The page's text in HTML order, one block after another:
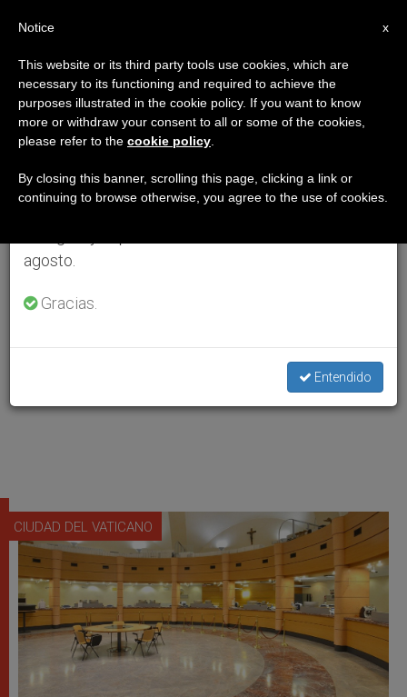
CIUDAD DEL VATICANO
×
Aviso importante
Del 27 de julio al 7 de agosto haremos la pausa
anual, aprovechando que en el periodo de verano
se generan menos informaciones y también el
agosto.
Gracias.
Entendido
x
Notice
This website or its third party tools use cookies, which are
necessary to its functioning and required to achieve the
purposes illustrated in the cookie policy. If you want to know
more or withdraw your consent to all or some of the cookies,
please refer to the cookie policy
By closing this banner, scrolling this page, clicking a link or
continuing to browse otherwise, you agree to the use of cookies.